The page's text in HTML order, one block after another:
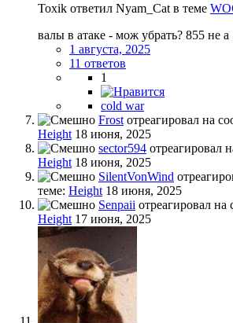
Toxik ответил Nyam_Cat в теме
валы в атаке - мож убрать? 855 не
1 августа, 2025
11 ответов
1
cold war
Frost отреагировал на
Height 18 июня, 2025
sector594 отреагировал
Height 18 июня, 2025
SilentVonWind
теме: Height 18 июня, 2025
Senpaii отреагировал на
Height 17 июня, 2025